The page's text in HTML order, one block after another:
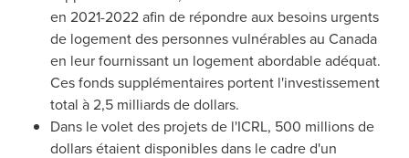
en 2021-2022 afin de répondre aux besoins urgents
de logement des personnes vulnérables au Canada
en leur fournissant un logement abordable adéquat.
Ces fonds supplémentaires portent l'investissement
total à 2,5 milliards de dollars.
Dans le volet des projets de l'ICRL, 500 millions de
dollars étaient disponibles dans le cadre d'un